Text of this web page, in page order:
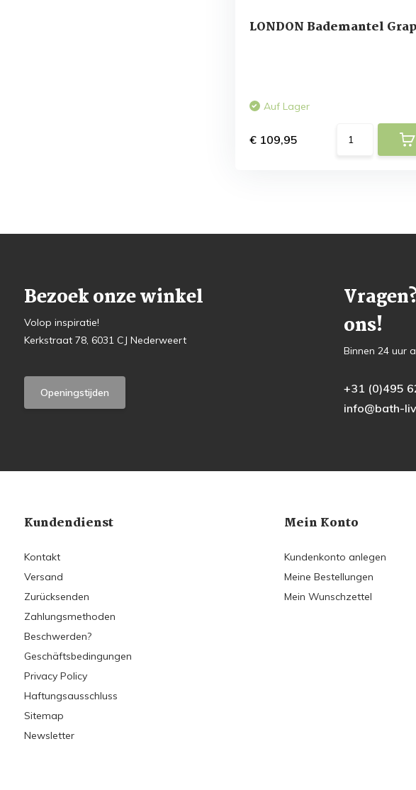
LONDON Bademantel
Auf Lager
€ 109,95
Bezoek onze winkel
Volop inspiratie!
Kerkstraat 78, 6031 CJ Nederweert
Openingstijden
ons!
Binnen 24 uur
+31 (0)495
info@bath-
Kundendienst
Kontakt
Versand
Zurücksenden
Zahlungsmethoden
Beschwerden?
Geschäftsbedingungen
Privacy Policy
Haftungsausschluss
Sitemap
Newsletter
Mein Konto
Kundenkonto anlegen
Meine Bestellungen
Mein Wunschzettel